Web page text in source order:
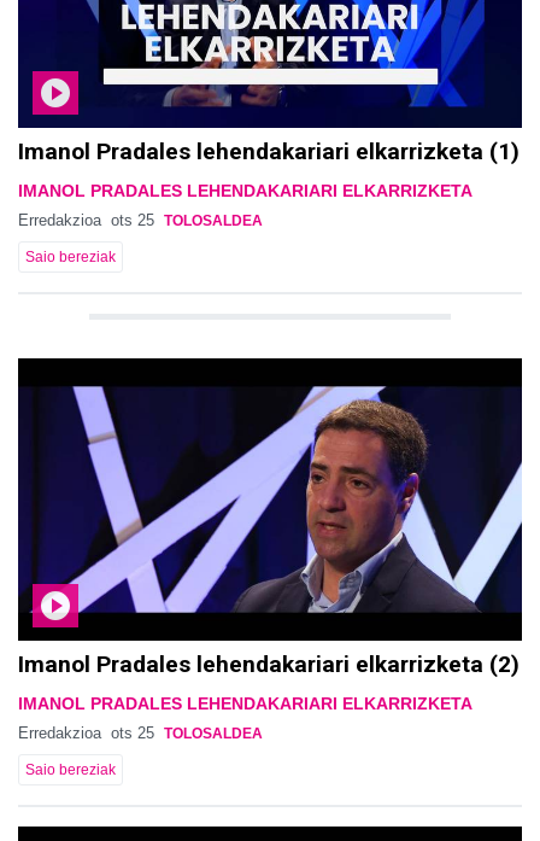
Imanol Pradales lehendakariari elkarrizketa (1)
IMANOL PRADALES LEHENDAKARIARI ELKARRIZKETA
Erredakzioa ots 25 TOLOSALDEA
Saio bereziak
Imanol Pradales lehendakariari elkarrizketa (2)
IMANOL PRADALES LEHENDAKARIARI ELKARRIZKETA
Erredakzioa ots 25 TOLOSALDEA
Saio bereziak